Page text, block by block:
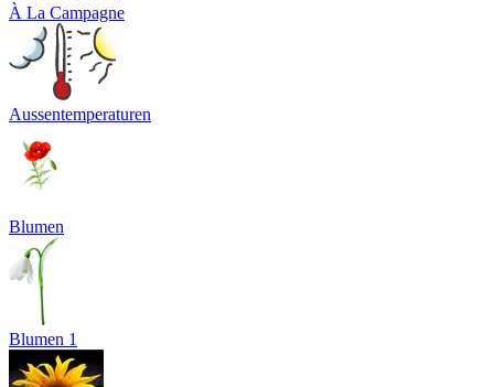
À La Campagne
Aussentemperaturen
Blumen
Blumen 1